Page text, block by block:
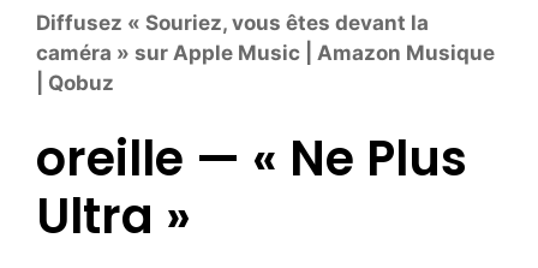
Diffusez « Souriez, vous êtes devant la
caméra » sur Apple Music | Amazon Musique
| Qobuz
oreille — « Ne Plus
Ultra »